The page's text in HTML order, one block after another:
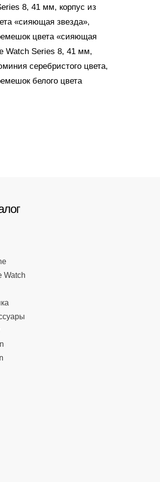
8, 41 мм, корпус из
«сияющая звезда»,
цвета «сияющая
Watch Series 8, 41 мм,
серебристого цвета,
белого цвета
Watch